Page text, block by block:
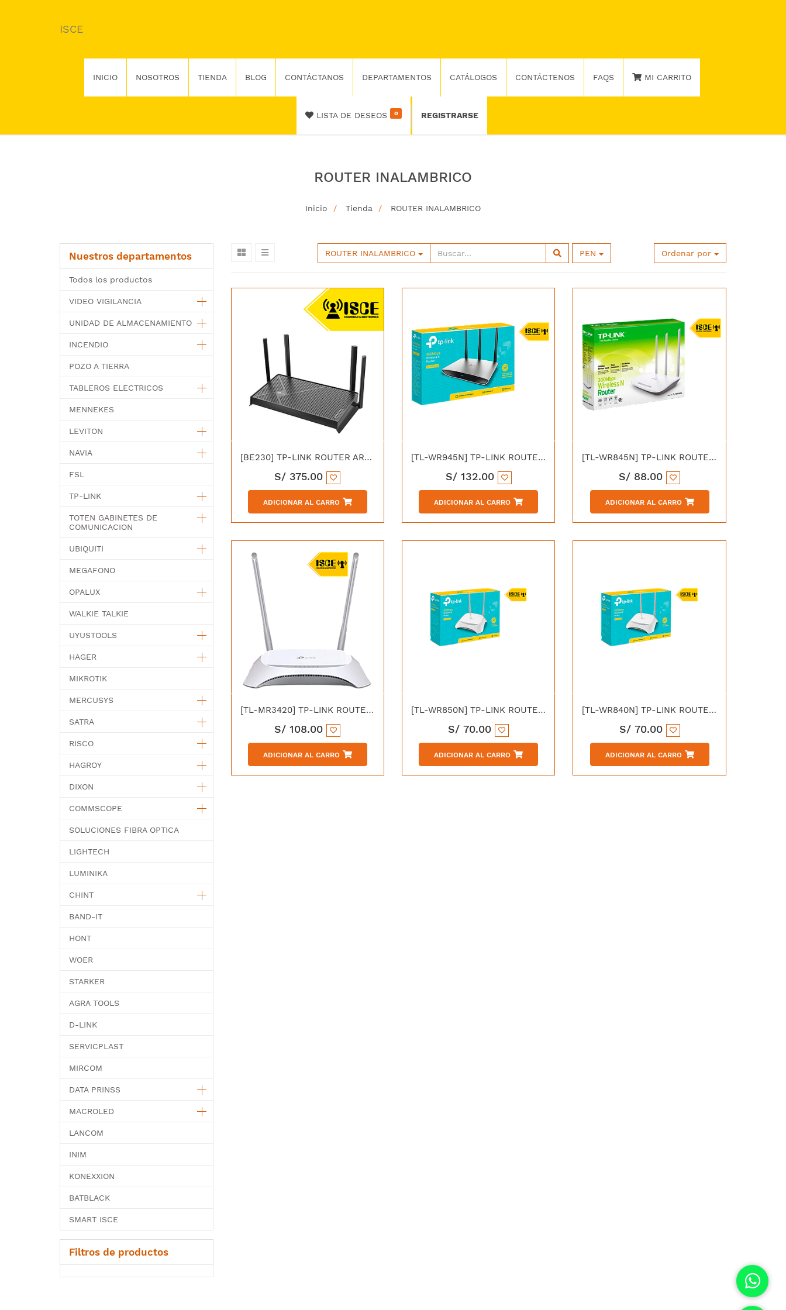
ISCE
INICIO NOSOTROS TIENDA BLOG CONTÁCTANOS DEPARTAMENTOS CATÁLOGOS CONTÁCTENOS FAQS MI CARRITO
LISTA DE DESEOS 0 REGISTRARSE
ROUTER INALAMBRICO
Inicio Tienda ROUTER INALAMBRICO
Nuestros departamentos
Todos los productos
VIDEO VIGILANCIA
UNIDAD DE ALMACENAMIENTO
INCENDIO
POZO A TIERRA
TABLEROS ELECTRICOS
MENNEKES
LEVITON
NAVIA
FSL
TP-LINK
TOTEN GABINETES DE
COMUNICACION
UBIQUITI
MEGAFONO
OPALUX
WALKIE TALKIE
UYUSTOOLS
HAGER
MIKROTIK
MERCUSYS
SATRA
RISCO
HAGROY
DIXON
COMMSCOPE
SOLUCIONES FIBRA OPTICA
LIGHTECH
LUMINIKA
CHINT
BAND-IT
HONT
WOER
STARKER
AGRA TOOLS
D-LINK
SERVICPLAST
MIRCOM
DATA PRINSS
MACROLED
LANCOM
INIM
KONEXXION
BATBLACK
SMART ISCE
Filtros de productos
ROUTER INALAMBRICO PEN Ordenar por
[BE230] TP-LINK ROUTER ARCHER MESH WIFI 7 DUAL BAND MULTI LINK
S/ 375.00
ADICIONAR AL CARRO
[TL-WR945N] TP-LINK ROUTER INALAMBRICO 300MBPS 3 ANTENAS
S/ 132.00
ADICIONAR AL CARRO
[TL-WR845N] TP-LINK ROUTER INALAMBRICO 300MBPS 3 ANTENAS
S/ 88.00
ADICIONAR AL CARRO
[TL-MR3420] TP-LINK ROUTER INALAMBRICO N 3G
S/108.00
ADICIONAR AL CARRO
[TL-WR850N] TP-LINK ROUTER INALAMBRICO N 300M CONFIGURACION AGIL
S/70.00
ADICIONAR AL CARRO
[TL-WR840N] TP-LINK ROUTER ILAMBRICO 300MBPS 2 ANTENAS
S/ 70.00
ADICIONAR AL CARRO